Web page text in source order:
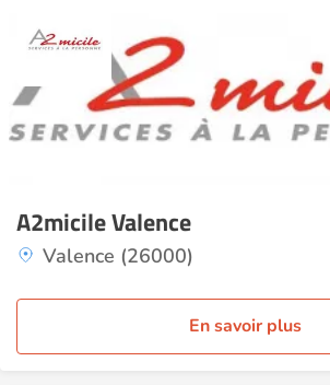
A2micile Valence
Valence (26000)
En savoir plus